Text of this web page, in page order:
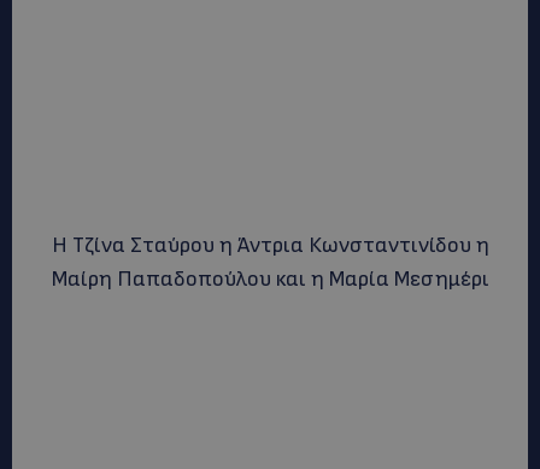
Η Τζίνα Σταύρου η Άντρια Κωνσταντινίδου η
Μαίρη Παπαδοπούλου και η Μαρία Μεσημέρι